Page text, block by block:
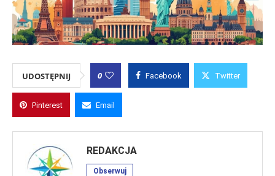
UDOSTĘPNIJ 0 Facebook Twitter
Pinterest Email
REDAKCJA
Obserwuj